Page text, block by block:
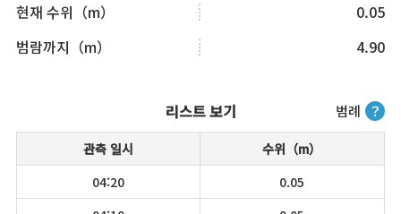
현재 수위（m）
0.05
범람까지（m）
4.90
범례 ？
리스트 보기
관측 일시
수위（m）
04:20
0.05